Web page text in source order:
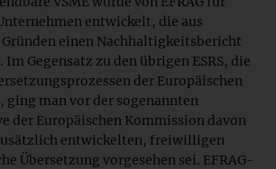
entwickelt, die aus
einen Nachhaltigkeitsbericht
Gegensatz zu den übrigen ESRS, die
der Europäischen
ging man vor der sogenannten
der Europäischen Kommission davon
entwickelten, freiwilligen
Übersetzung vorgesehen sei. EFRAG-